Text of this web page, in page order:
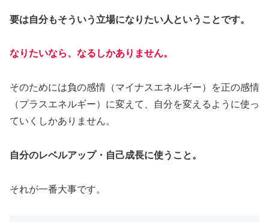
要は自分もそういう立場になりたい人ということです。
なりたいなら、なるしかありません。
そのためには負の感情（マイナスエネルギー）を正の感情
（プラスエネルギー）に変えて、自分を変えるように使っ
ていくしかありません。
自分のレベルアップ・自己成長に使うこと。
それが一番大事です。